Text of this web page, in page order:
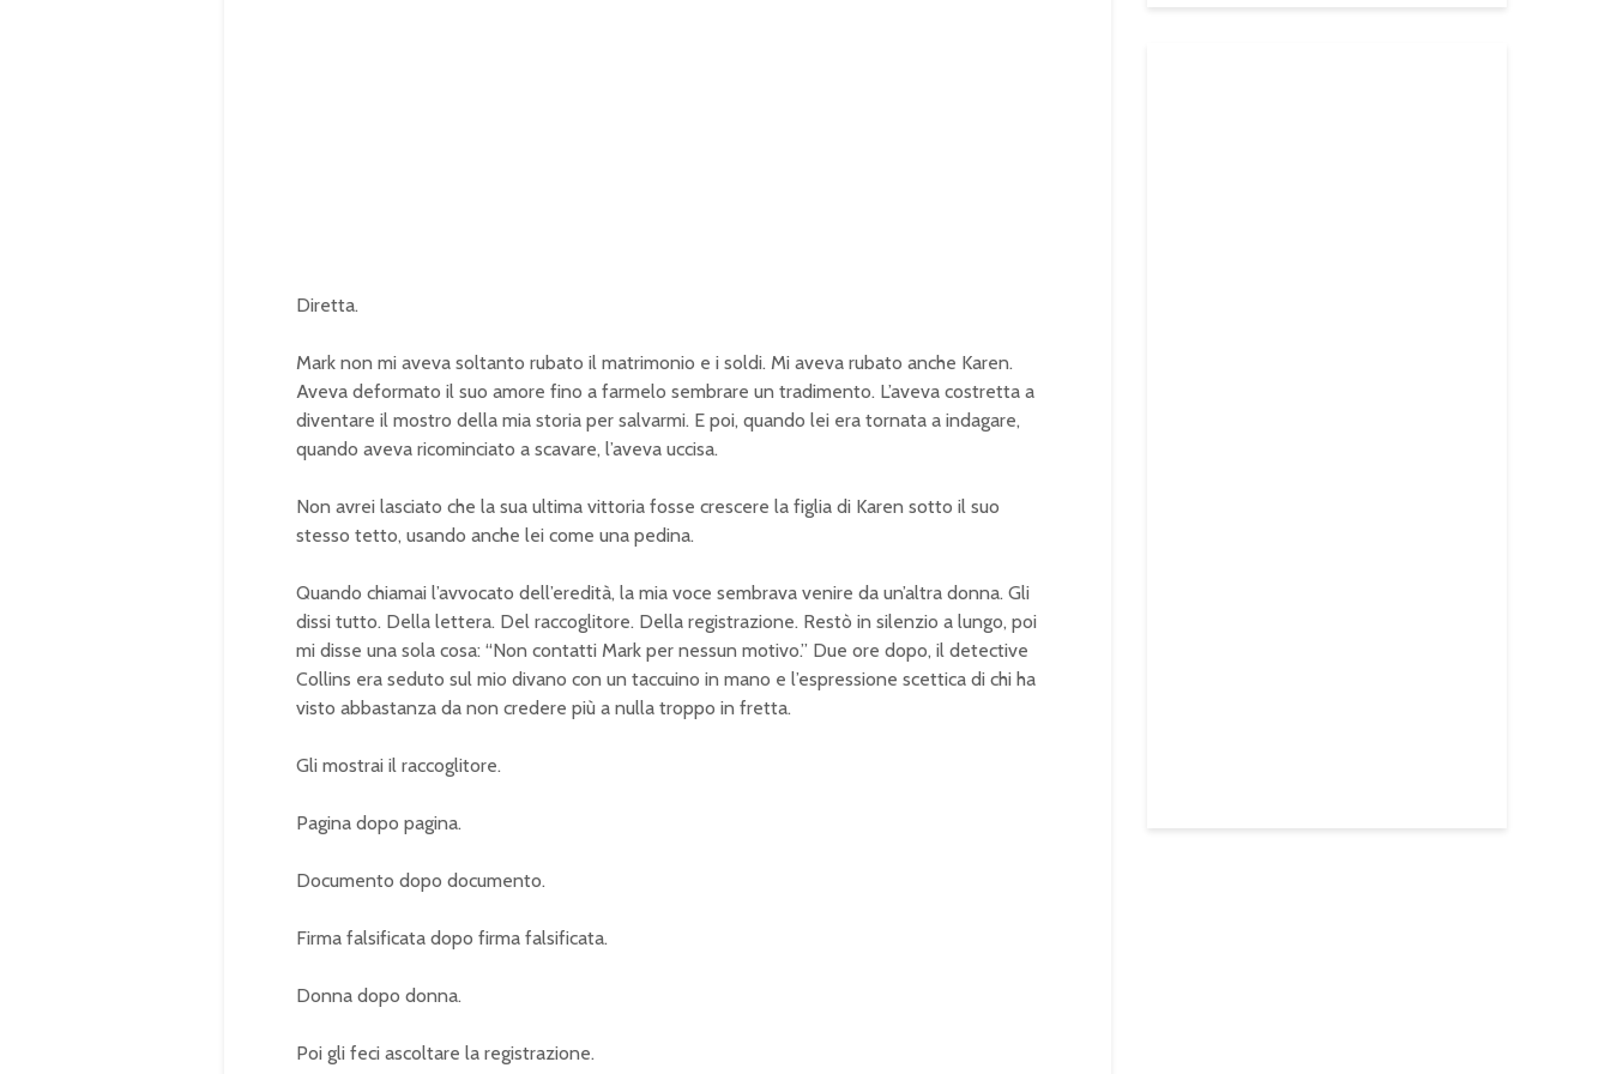
Diretta.
Mark non mi aveva soltanto rubato il matrimonio e i soldi. Mi aveva rubato anche Karen.
Aveva deformato il suo amore fino a farmelo sembrare un tradimento. L’aveva costretta a
diventare il mostro della mia storia per salvarmi. E poi, quando lei era tornata a indagare,
quando aveva ricominciato a scavare, l’aveva uccisa.
Non avrei lasciato che la sua ultima vittoria fosse crescere la figlia di Karen sotto il suo
stesso tetto, usando anche lei come una pedina.
Quando chiamai l’avvocato dell’eredità, la mia voce sembrava venire da un’altra donna. Gli
dissi tutto. Della lettera. Del raccoglitore. Della registrazione. Restò in silenzio a lungo, poi
mi disse una sola cosa: “Non contatti Mark per nessun motivo.” Due ore dopo, il detective
Collins era seduto sul mio divano con un taccuino in mano e l’espressione scettica di chi ha
visto abbastanza da non credere più a nulla troppo in fretta.
Gli mostrai il raccoglitore.
Pagina dopo pagina.
Documento dopo documento.
Firma falsificata dopo firma falsificata.
Donna dopo donna.
Poi gli feci ascoltare la registrazione.